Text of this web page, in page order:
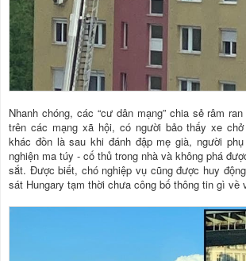
Nhanh chóng, các “cư dân mạng” chia sẻ râm
trên các mạng xã hội, có người bảo thấy xe
khác đồn là sau khi đánh đập mẹ già, người
nghiện ma túy - cố thủ trong nhà và không phá
sắt. Được biết, chó nghiệp vụ cũng được huy
sát Hungary tạm thời chưa công bố thông tin gì về